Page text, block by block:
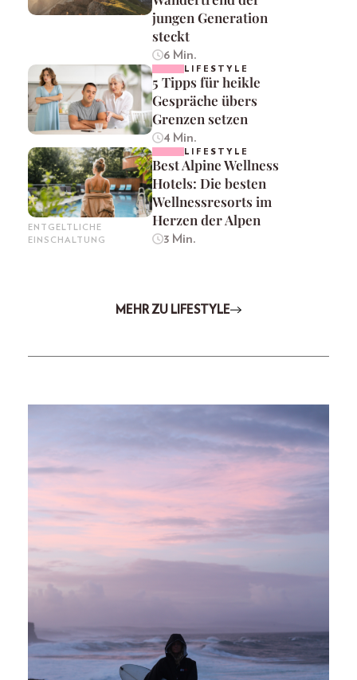
jungen Generation
steckt
6 Min.
LIFESTYLE
5 Tipps für heikle
Gespräche übers
Grenzen setzen
4 Min.
ENTGELTLICHE
EINSCHALTUNG
LIFESTYLE
Best Alpine Wellness
Hotels: Die besten
Wellnessresorts im
Herzen der Alpen
3 Min.
MEHR ZU LIFESTYLE